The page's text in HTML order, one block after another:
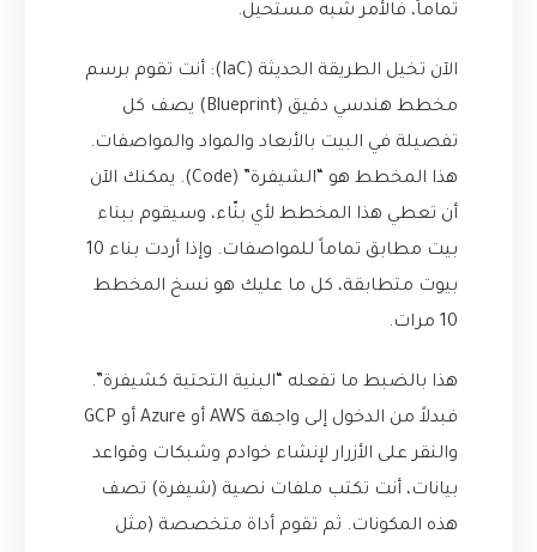
تماماً، فالأمر شبه مستحيل.
الآن تخيل الطريقة الحديثة (IaC): أنت تقوم برسم
مخطط هندسي دقيق (Blueprint) يصف كل
تفصيلة في البيت بالأبعاد والمواد والمواصفات.
هذا المخطط هو “الشيفرة” (Code). يمكنك الآن
أن تعطي هذا المخطط لأي بنّاء، وسيقوم ببناء
بيت مطابق تماماً للمواصفات. وإذا أردت بناء 10
بيوت متطابقة، كل ما عليك هو نسخ المخطط
10 مرات.
هذا بالضبط ما تفعله “البنية التحتية كشيفرة”.
فبدلاً من الدخول إلى واجهة AWS أو Azure أو GCP
والنقر على الأزرار لإنشاء خوادم وشبكات وقواعد
بيانات، أنت تكتب ملفات نصية (شيفرة) تصف
هذه المكونات. ثم تقوم أداة متخصصة (مثل